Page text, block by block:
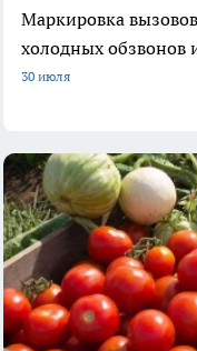
Маркировка
холодных обзвонов
30 июля